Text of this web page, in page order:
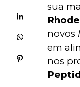
sua
Rhode
novos
em
nos